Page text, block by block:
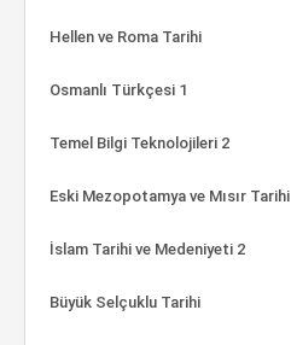
Hellen ve Roma Tarihi
Osmanlı Türkçesi 1
Temel Bilgi Teknolojileri 2
Eski Mezopotamya ve Mısır Tarihi
İslam Tarihi ve Medeniyeti 2
Büyük Selçuklu Tarihi